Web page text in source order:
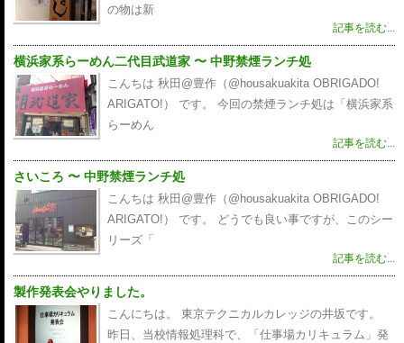
の物は新
記事を読む...
横浜家系らーめん二代目武道家 〜 中野禁煙ランチ処
こんちは 秋田@豊作（@housakuakita‎ OBRIGADO!
ARIGATO!） です。 今回の禁煙ランチ処は「横浜家系
らーめん
記事を読む...
さいころ 〜 中野禁煙ランチ処
こんちは 秋田@豊作（@housakuakita‎ OBRIGADO!
ARIGATO!） です。 どうでも良い事ですが、このシー
リーズ「
記事を読む...
製作発表会やりました。
こんにちは。 東京テクニカルカレッジの井坂です。
昨日、当校情報処理科で、「仕事場カリキュラム」発